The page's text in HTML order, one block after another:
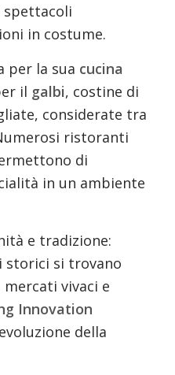
in costume.
per la sua cucina
il galbi, costine di
considerate tra
ristoranti
di
in un ambiente
e tradizione:
storici si trovano
vivaci e
Innovation
della